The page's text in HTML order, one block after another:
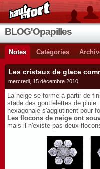
BLOG'Opapilles
Notes Catégories
Les cristaux de glace
mercredi, 15 décembre 2010
La neige se forme à partir de
stade des gouttelettes de
hexagonale s'agglutinent pour
Les flocons de neige ont
mais il n'existe pas deux